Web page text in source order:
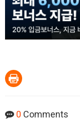
0 Comments